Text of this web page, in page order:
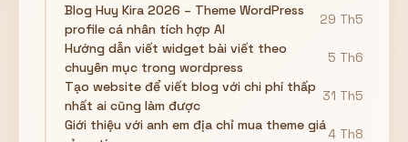
Blog Huy Kira 2026 – Theme WordPress
profile cá nhân tích hợp AI
29 Th5
Hướng dẫn viết widget bài viết theo
chuyên mục trong wordpress
5 Th6
Tạo website để viết blog với chi phí thấp
nhất ai cũng làm được
31 Th5
Giới thiệu với anh em địa chỉ mua theme giá
4 Th8